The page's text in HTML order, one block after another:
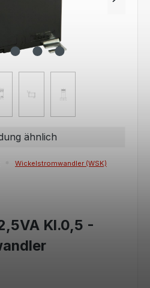
ähnlich
Wickelstromwandler (WSK)
Kl.0,5 -